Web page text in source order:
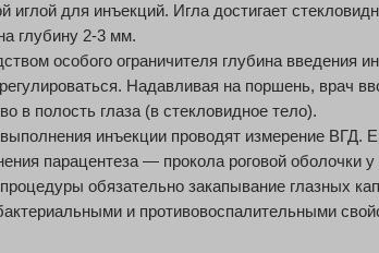
иглой для инъекций. Игла достигает
глубину 2-3 мм.
особого ограничителя глубина введения
Надавливая на поршень, врач
в полость глаза (в стекловидное тело).
инъекции проводят измерение ВГД.
парацентеза — прокола роговой оболочки
обязательно закапывание глазных
и противовоспалительными